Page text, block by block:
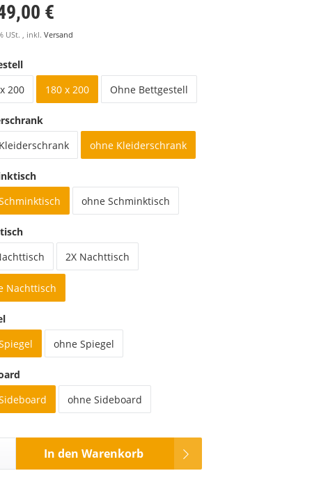
€
USt. , inkl. Versand
200
180 x 200 Ohne Bettgestell
ohne Kleiderschrank
ohne Schminktisch
2X Nachttisch
Nachttisch
ohne Spiegel
ohne Sideboard
In den Warenkorb